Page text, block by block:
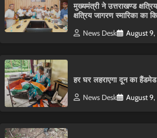
मुख्यमंत्री ने उत्तराखण्ड
क्षत्रिय जागरण स्मारिका का
News Desk August
हर घर लहराएगा दून का हैंडमेड
News Desk August